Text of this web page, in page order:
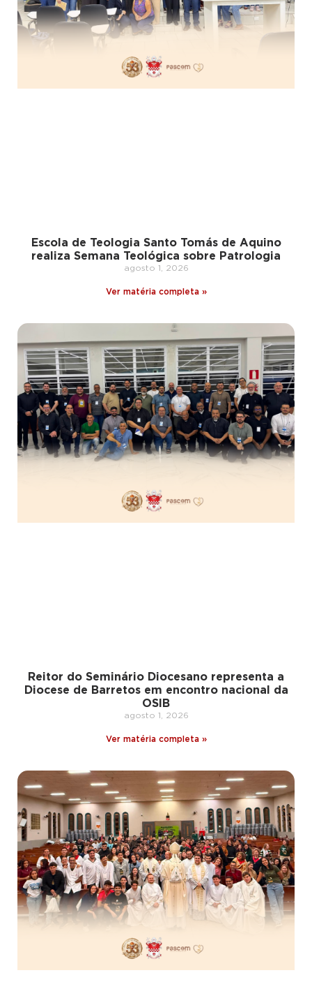
Escola de Teologia Santo Tomás de Aquino
realiza Semana Teológica sobre Patrologia
agosto 1, 2026
Ver matéria completa »
Reitor do Seminário Diocesano representa a
Diocese de Barretos em encontro nacional da
OSIB
agosto 1, 2026
Ver matéria completa »